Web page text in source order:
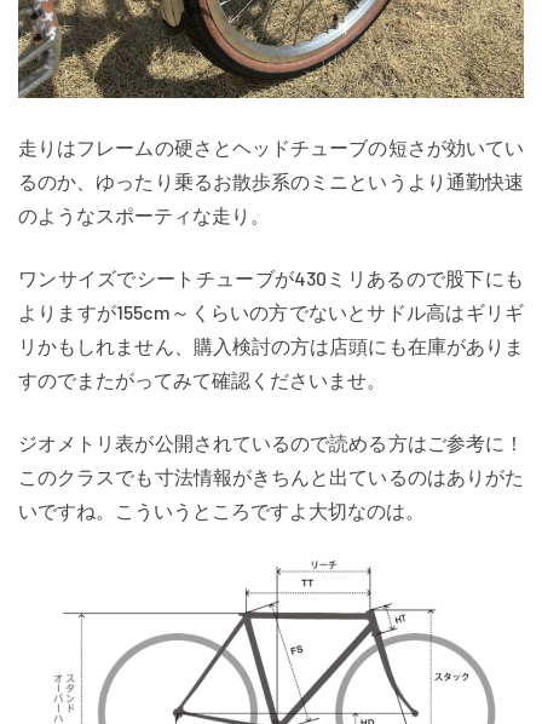
走りはフレームの硬さとヘッドチューブの短さが効いてい
るのか、ゆったり乗るお散歩系のミニというより通勤快速
のようなスポーティな走り。
ワンサイズでシートチューブが430ミリあるので股下にも
よりますが155cm～くらいの方でないとサドル高はギリギ
リかもしれません、購入検討の方は店頭にも在庫がありま
すのでまたがってみて確認くださいませ。
ジオメトリ表が公開されているので読める方はご参考に！
このクラスでも寸法情報がきちんと出ているのはありがた
いですね。こういうところですよ大切なのは。